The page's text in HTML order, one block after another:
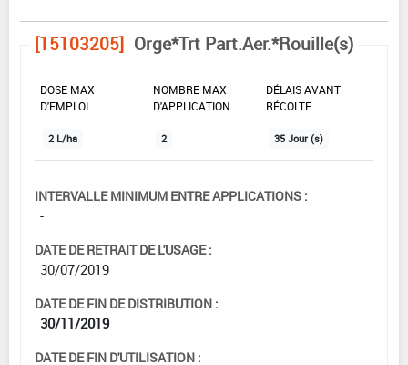
[15103205] Orge*Trt Part.Aer.*Rouille(s)
DOSE MAX
D'EMPLOI
NOMBRE MAX
D'APPLICATION
DÉLAIS AVANT
RÉCOLTE
2 L/ha 2 35 Jour (s)
INTERVALLE MINIMUM ENTRE APPLICATIONS :
-
DATE DE RETRAIT DE L'USAGE :
30/07/2019
DATE DE FIN DE DISTRIBUTION :
30/11/2019
DATE DE FIN D'UTILISATION :